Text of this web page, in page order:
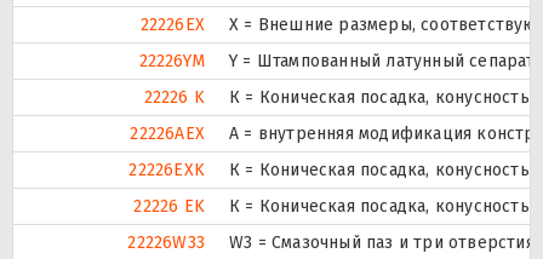
22226EX
X = Внешние размеры,
22226YM
Y = Штампованный латунный
22226 K
К = Коническая посадка, конусность
22226AEX
A = внутренняя модификация
22226EXK
К = Коническая посадка, конусность
22226 EK
К = Коническая посадка, конусность
22226W33
W3 = Смазочный паз и три